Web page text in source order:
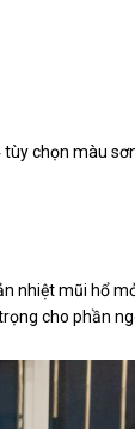
chọn màu
nhiệt mũi hổ
cho phần